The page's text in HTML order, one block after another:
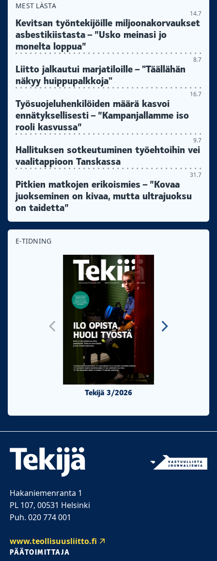
MEST LÄSTA
14.7
Kevitsan työntekijöille miljoonakorvaukset
asbestikiistasta – ”Usko meinasi jo
monelta loppua”
8.7
Liitto jalkautui marjatiloille – "Täällähän
näkyy huippupalkkoja"
16.7
Työsuojeluhenkilöiden määrä kasvoi
ennätyksellisesti – ”Kampanjallamme iso
rooli kasvussa”
9.7
Hallituksen sotkeutuminen työehtoihin vei
vaalitappioon Tanskassa
31.7
Pitkien matkojen erikoismies – ”Kovaa
juokseminen on kivaa, mutta ultrajuoksu
on taidetta”
E-TIDNING
Tekijä 3/2026
Hakaniemenranta 1
PL 107, 00531 Helsinki
Puh. 020 774 001
www.teollisuusliitto.fi
PÄÄTOIMITTAJA